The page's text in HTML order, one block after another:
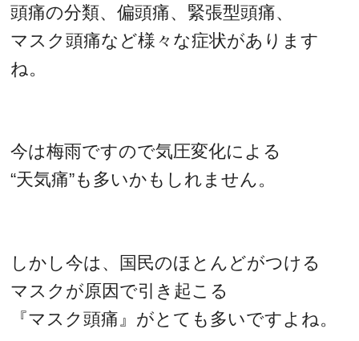
頭痛の分類、偏頭痛、緊張型頭痛、
マスク頭痛など様々な症状があります
ね。
今は梅雨ですので気圧変化による
“天気痛”も多いかもしれません。
しかし今は、国民のほとんどがつける
マスクが原因で引き起こる
『マスク頭痛』がとても多いですよね。